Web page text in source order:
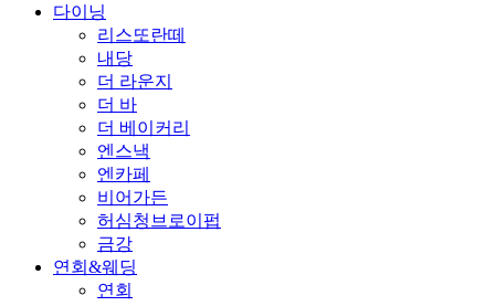
다이닝
리스또란떼
내당
더 라운지
더 바
더 베이커리
엔스낵
엔카페
비어가든
허심청브로이펍
금강
연회&웨딩
연회